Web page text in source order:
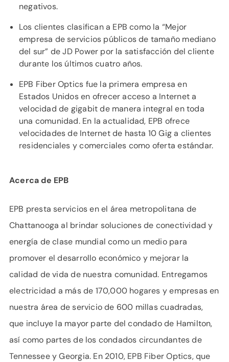
negativos.
Los clientes clasifican a EPB como la “Mejor
empresa de servicios públicos de tamaño mediano
del sur” de JD Power por la satisfacción del cliente
durante los últimos cuatro años.
EPB Fiber Optics fue la primera empresa en
Estados Unidos en ofrecer acceso a Internet a
velocidad de gigabit de manera integral en toda
una comunidad. En la actualidad, EPB ofrece
velocidades de Internet de hasta 10 Gig a clientes
residenciales y comerciales como oferta estándar.
Acerca de EPB
EPB presta servicios en el área metropolitana de
Chattanooga al brindar soluciones de conectividad y
energía de clase mundial como un medio para
promover el desarrollo económico y mejorar la
calidad de vida de nuestra comunidad. Entregamos
electricidad a más de 170,000 hogares y empresas en
nuestra área de servicio de 600 millas cuadradas,
que incluye la mayor parte del condado de Hamilton,
así como partes de los condados circundantes de
Tennessee y Georgia. En 2010, EPB Fiber Optics, que